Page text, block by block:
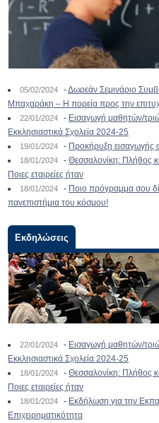
05/02/2024 -Δωρεάν Σεμινάριο
Μπαχαράκη – Η πορεία προς την
22/01/2024 - Εισαγωγή μαθητών/
Εκκλησιαστικά Σχολεία 2024-25
19/01/2024 - Προκήρυξη εισαγωγής
18/01/2024 -Θεσσαλονίκη: Πλήθος
Ποιες εταιρείες ήταν
18/01/2024 - Ποιο πρόγραμμα σου
πανεπιστήμια του κόσμου!
Εκδηλώσεις
22/01/2024 - Εισαγωγή μαθητών/
Εκκλησιαστικά Σχολεία 2024-25
18/01/2024 -Θεσσαλονίκη: Πλήθος
Ποιες εταιρείες ήταν
18/01/2024 - Εκδήλωση για την
Επιχειρηματικότητα